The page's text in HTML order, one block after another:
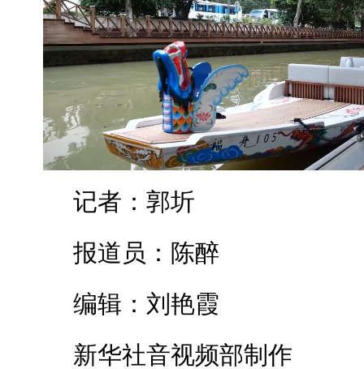
记者：郭圻
报道员：陈醉
编辑：刘艳霞
新华社音视频部制作